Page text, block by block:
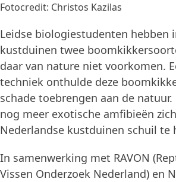
Fotocredit: Christos Kazilas
Leidse biologiestudenten hebben
kustduinen twee
daar van nature niet voorkomen.
techniek onthulde deze
schade toebrengen aan de
nog meer exotische amfibieën
Nederlandse kustduinen schuil te
In samenwerking met RAVON
Vissen Onderzoek Nederland) en